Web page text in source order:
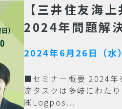
【三井住友海
2024年問題解
2024年6月26日（
■セミナー概要 2024年
流タスクは多岐にわた
㈱Logpos...